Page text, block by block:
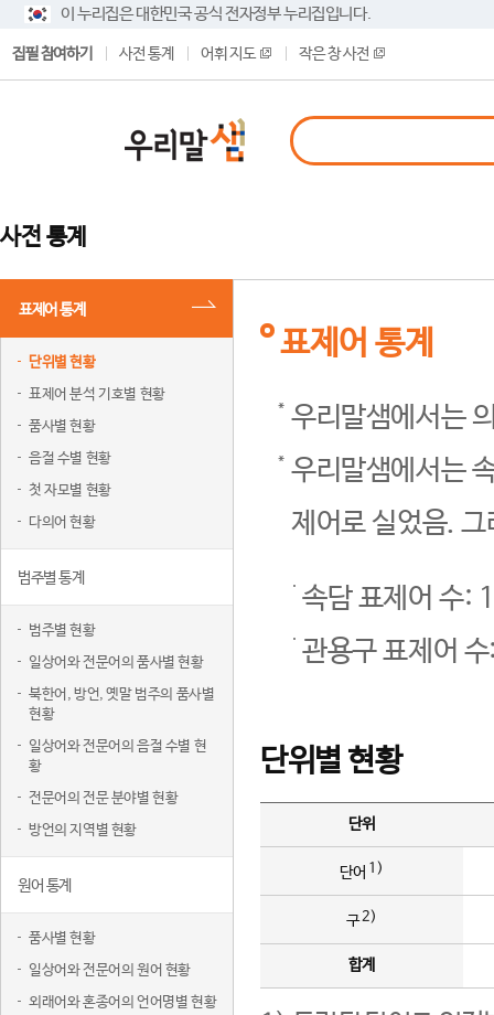
이 누리집은 대한민국 공식 전자정부 누리집입니다.
집필 참여하기 사전 통계 어휘 지도 작은 창 사전
사전 통계
표제어 통계
단위별 현황
표제어 분석 기호별 현황
품사별 현황
음절 수별 현황
첫 자모별 현황
다의어 현황
범주별 통계
범주별 현황
일상어와 전문어의 품사별 현황
북한어, 방언, 옛말 범주의 품사별
현황
일상어와 전문어의 음절 수별 현
황
전문어의 전문 분야별 현황
방언의 지역별 현황
원어 통계
품사별 현황
일상어와 전문어의 원어 현황
외래어와 혼종어의 언어명별 현황
표제어 통계
우리말샘에서는
우리말샘에서는
제어로 실었음.
속담 표제어 수:
관용구 표제어
단위별 현황
단위
단어 1)
구2)
합계